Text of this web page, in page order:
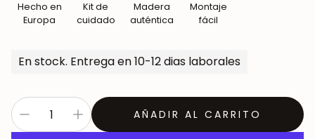
Hecho en
Europa
Kit de
cuidado
Madera
auténtica
Montaje
fácil
En stock. Entrega en 10-12 dias laborales
AÑADIR AL CARRITO